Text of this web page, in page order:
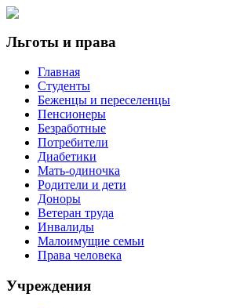
Льготы и права
Главная
Студенты
Беженцы и переселенцы
Пенсионеры
Безработные
Потребители
Диабетики
Мать-одиночка
Родители и дети
Доноры
Ветеран труда
Инвалиды
Малоимущие семьи
Права человека
Учреждения